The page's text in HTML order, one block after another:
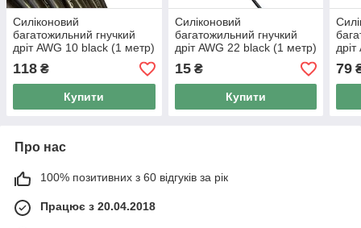
Силіконовий
багатожильний гнучкий
дріт AWG 10 black (1 метр)
118 ₴
Купити
Силіконовий
багатожильний гнучкий
дріт AWG 22 black (1 метр)
15₴
Купити
79
Про нас
100% позитивних з 60 відгуків за рік
Працює з 20.04.2018